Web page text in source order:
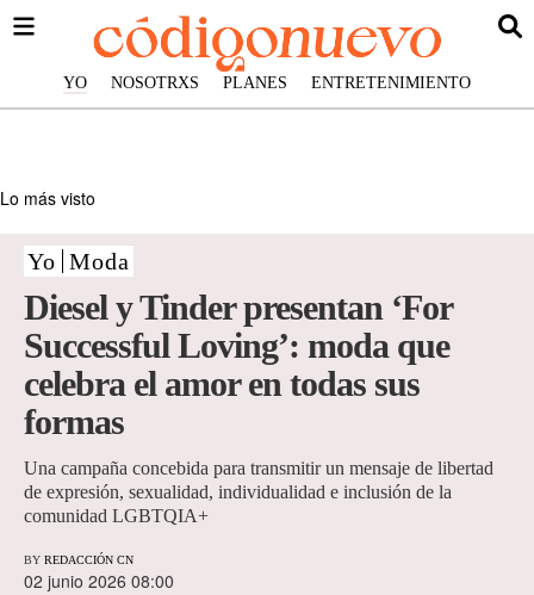
YO NOSOTRXS PLANES ENTRETENIMIENTO
Lo más visto
Yo Moda
Diesel y Tinder presentan ‘For
Successful Loving’: moda que
celebra el amor en todas sus
formas
Una campaña concebida para transmitir un mensaje de libertad
de expresión, sexualidad, individualidad e inclusión de la
comunidad LGBTQIA+
BY REDACCIÓN CN
02 junio 2026 08:00